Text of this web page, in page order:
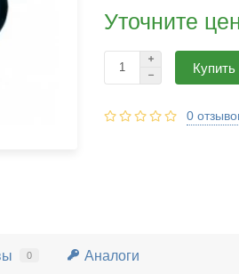
Уточните
Купить
0
0 Аналоги